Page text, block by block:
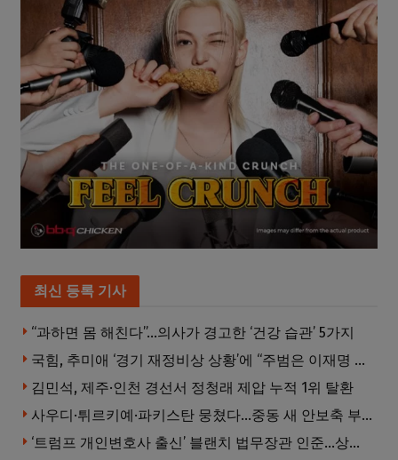
최신 등록 기사
“과하면 몸 해친다”…의사가 경고한 ‘건강 습관’ 5가지
국힘, 추미애 ‘경기 재정비상 상황’에 “주범은 이재명 전 지사”
김민석, 제주·인천 경선서 정청래 제압 누적 1위 탈환
사우디·튀르키예·파키스탄 뭉쳤다…중동 새 안보축 부상하나
‘트럼프 개인변호사 출신’ 블랜치 법무장관 인준…상원 50대49 가결